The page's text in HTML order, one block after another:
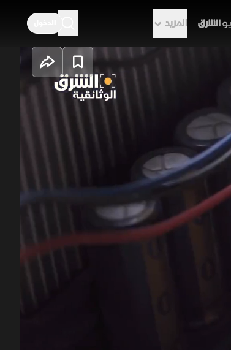
المزيد
رقمي لا مركزي. تبلغ
البيتكوين تداخلا مع الأسواق المالية
بفضل سلسلة الكتل